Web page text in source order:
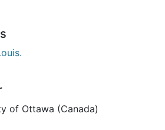
of Ottawa (Canada)